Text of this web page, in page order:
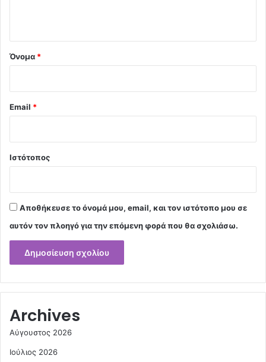
Όνομα *
Email *
Ιστότοπος
Αποθήκευσε το όνομά μου, email, και τον ιστότοπο μου σε
αυτόν τον πλοηγό για την επόμενη φορά που θα σχολιάσω.
Archives
Αύγουστος 2026
Ιούλιος 2026